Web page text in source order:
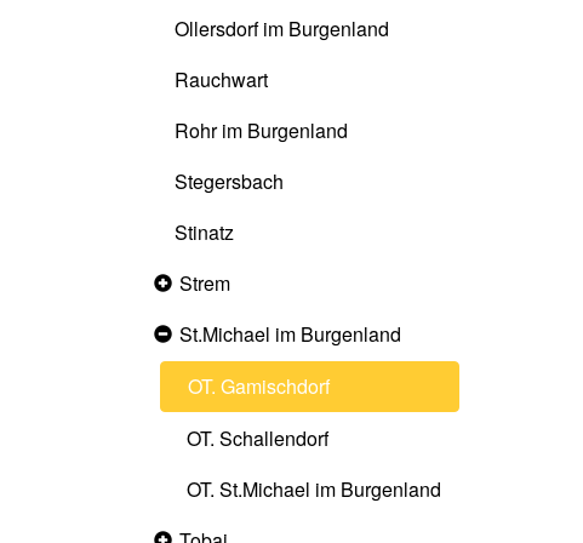
Ollersdorf im Burgenland
Rauchwart
Rohr im Burgenland
Stegersbach
Stinatz
Collapsed
Strem
Expanded
St.Michael im Burgenland
OT. Gamischdorf
OT. Schallendorf
OT. St.Michael im Burgenland